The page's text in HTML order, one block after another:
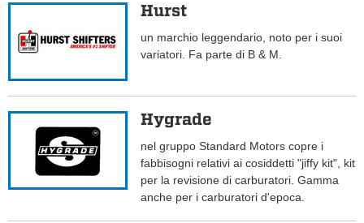
Hurst
un marchio leggendario, noto per i suoi
variatori. Fa parte di B & M.
Hygrade
nel gruppo Standard Motors copre i
fabbisogni relativi ai cosiddetti "jiffy kit", kit
per la revisione di carburatori. Gamma
anche per i carburatori d'epoca.